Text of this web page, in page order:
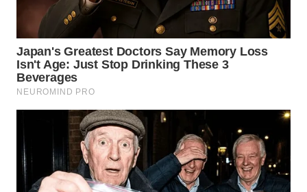
WN
MALUKU
WN
MALUT
DANAU